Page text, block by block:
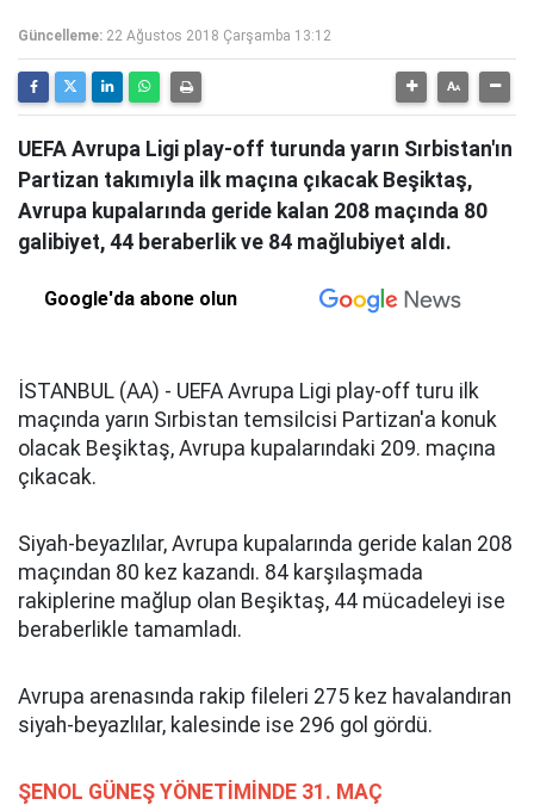
Güncelleme: 22 Ağustos 2018 Çarşamba 13:12
UEFA Avrupa Ligi play-off turunda yarın Sırbistan'ın
Partizan takımıyla ilk maçına çıkacak Beşiktaş,
Avrupa kupalarında geride kalan 208 maçında 80
galibiyet, 44 beraberlik ve 84 mağlubiyet aldı.
Google'da abone olun
İSTANBUL (AA) - UEFA Avrupa Ligi play-off turu ilk
maçında yarın Sırbistan temsilcisi Partizan'a konuk
olacak Beşiktaş, Avrupa kupalarındaki 209. maçına
çıkacak.
Siyah-beyazlılar, Avrupa kupalarında geride kalan 208
maçından 80 kez kazandı. 84 karşılaşmada
rakiplerine mağlup olan Beşiktaş, 44 mücadeleyi ise
beraberlikle tamamladı.
Avrupa arenasında rakip fileleri 275 kez havalandıran
siyah-beyazlılar, kalesinde ise 296 gol gördü.
ŞENOL GÜNEŞ YÖNETİMİNDE 31. MAÇ